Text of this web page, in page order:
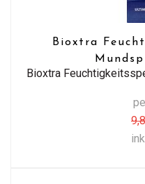
Bioxtra
Bioxtra